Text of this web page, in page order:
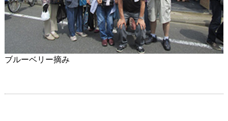
ブルーベリー摘み